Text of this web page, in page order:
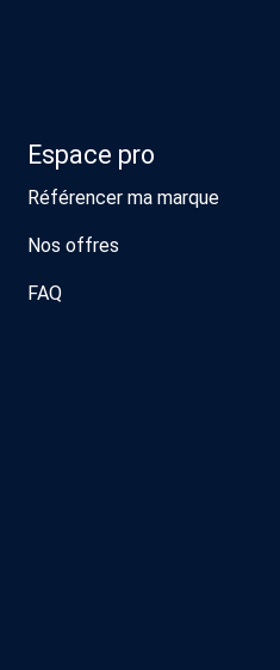
Espace pro
Référencer ma marque
Nos offres
FAQ